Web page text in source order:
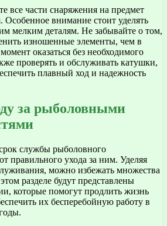
все части снаряжения на предмет
Особенное внимание стоит уделять
мелким деталям. Не забывайте о том,
изношенные элементы, чем в
оказаться без необходимого
проверять и обслуживать катушки,
плавный ход и надежность
за рыболовными
службы рыболовного
правильного ухода за ним. Уделяя
можно избежать множества
разделе будут представлены
которые помогут продлить жизнь
их бесперебойную работу в